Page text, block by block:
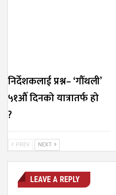
निर्देशकलाई प्रश्न– ‘गौँथली’
५१औँ दिनको यात्रातर्फ हो
?
PREV NEXT
LEAVE A REPLY